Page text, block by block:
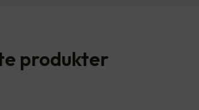
produkter